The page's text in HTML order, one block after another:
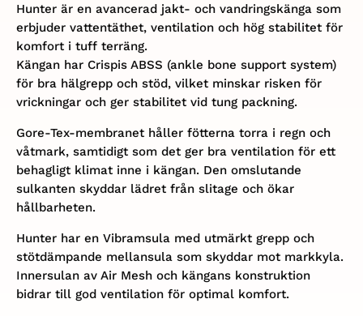
Hunter är en avancerad jakt- och vandringskänga som
erbjuder vattentäthet, ventilation och hög stabilitet för
komfort i tuff terräng.
Kängan har Crispis ABSS (ankle bone support system)
för bra hälgrepp och stöd, vilket minskar risken för
vrickningar och ger stabilitet vid tung packning.
Gore-Tex-membranet håller fötterna torra i regn och
våtmark, samtidigt som det ger bra ventilation för ett
behagligt klimat inne i kängan. Den omslutande
sulkanten skyddar lädret från slitage och ökar
hållbarheten.
Hunter har en Vibramsula med utmärkt grepp och
stötdämpande mellansula som skyddar mot markkyla.
Innersulan av Air Mesh och kängans konstruktion
bidrar till god ventilation för optimal komfort.